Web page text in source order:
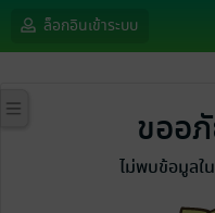
ล็อกอินเข้าระบบ
ขออ
ไม่พบข้อมูลใ